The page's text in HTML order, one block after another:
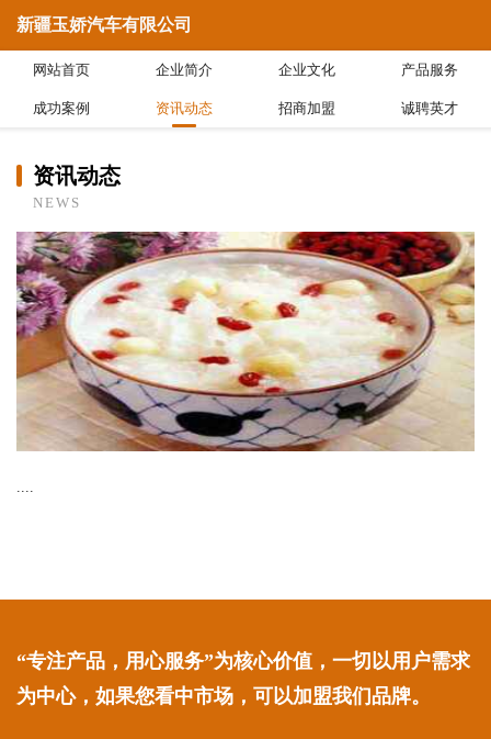
新疆玉娇汽车有限公司
网站首页 企业简介 企业文化 产品服务
成功案例 资讯动态 招商加盟 诚聘英才
资讯动态
NEWS
....
“专注产品，用心服务”为核心价值，一切以用户需求
为中心，如果您看中市场，可以加盟我们品牌。